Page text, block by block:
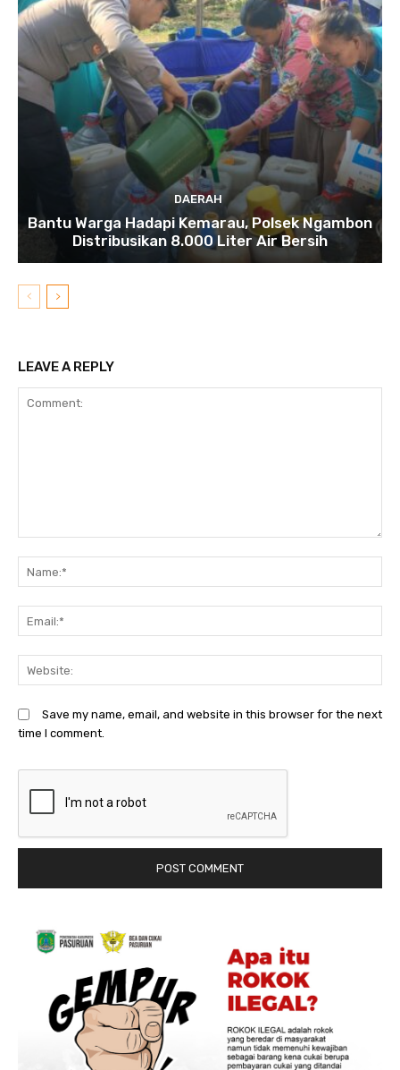
DAERAH
Bantu Warga Hadapi Kemarau, Polsek Ngambon
Distribusikan 8.000 Liter Air Bersih
LEAVE A REPLY
Save my name, email, and website in this browser for the next
time I comment.